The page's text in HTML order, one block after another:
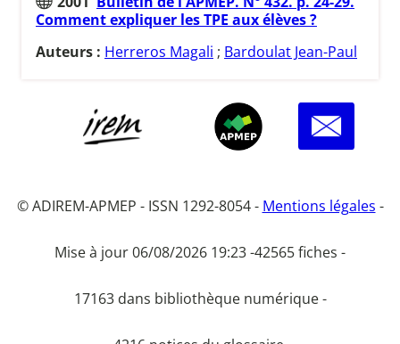
Comment expliquer les TPE aux élèves ?
Auteurs : Herreros Magali ; Bardoulat Jean-Paul
© ADIREM-APMEP - ISSN 1292-8054 - Mentions légales -
Mise à jour 06/08/2026 19:23 -42565 fiches -
17163 dans bibliothèque numérique -